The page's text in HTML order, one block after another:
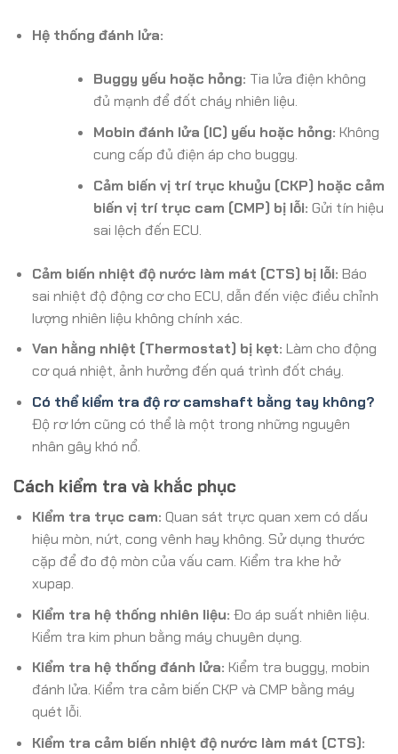
Hệ thống đánh lửa:
Buggy yếu hoặc hỏng: Tia lửa điện không
đủ mạnh để đốt cháy nhiên liệu.
Mobin đánh lửa (IC) yếu hoặc hỏng: Không
cung cấp đủ điện áp cho buggy.
Cảm biến vị trí trục khuỷu (CKP) hoặc cảm
biến vị trí trục cam (CMP) bị lỗi: Gửi tín hiệu
sai lệch đến ECU.
Cảm biến nhiệt độ nước làm mát (CTS) bị lỗi: Báo
sai nhiệt độ động cơ cho ECU, dẫn đến việc điều chỉnh
lượng nhiên liệu không chính xác.
Van hằng nhiệt (Thermostat) bị kẹt: Làm cho động
cơ quá nhiệt, ảnh hưởng đến quá trình đốt cháy.
Có thể kiểm tra độ rơ camshaft bằng tay không?
Độ rơ lớn cũng có thể là một trong những nguyên
nhân gây khó nổ.
Cách kiểm tra và khắc phục
Kiểm tra trục cam: Quan sát trực quan xem có dấu
hiệu mòn, nứt, cong vênh hay không. Sử dụng thước
cặp để đo độ mòn của vấu cam. Kiểm tra khe hở
xupap.
Kiểm tra hệ thống nhiên liệu: Đo áp suất nhiên liệu.
Kiểm tra kim phun bằng máy chuyên dụng.
Kiểm tra hệ thống đánh lửa: Kiểm tra buggy, mobin
đánh lửa. Kiểm tra cảm biến CKP và CMP bằng máy
quét lỗi.
Kiểm tra cảm biến nhiệt độ nước làm mát (CTS):